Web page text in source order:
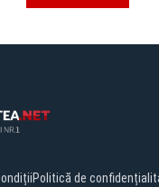
Politică de